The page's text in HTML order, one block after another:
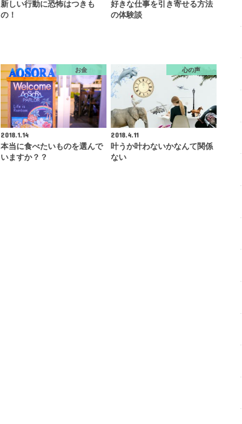
新しい行動に恐怖はつきも
の！
好きな仕事を引き寄せる方法
の体験談
お金
2018.1.14
本当に食べたいものを選んで
いますか？？
心の声
2018.4.11
叶うか叶わないかなんて関係
ない